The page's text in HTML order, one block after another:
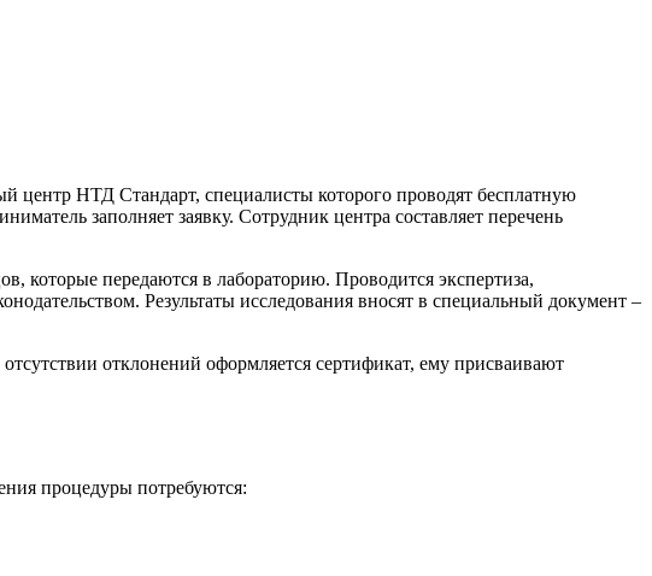
центр НТД Стандарт, специалисты которого проводят бесплатную
заполняет заявку. Сотрудник центра составляет перечень
которые передаются в лабораторию. Проводится экспертиза,
Результаты исследования вносят в специальный документ –
отклонений оформляется сертификат, ему присваивают
процедуры потребуются: